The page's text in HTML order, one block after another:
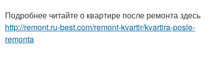
Подробнее читайте о квартире после ремонта здесь
http://remont.ru-best.com/remont-kvartir/kvartira-posle-
remonta